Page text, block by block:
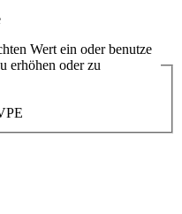
Wert ein oder benutze
erhöhen oder zu